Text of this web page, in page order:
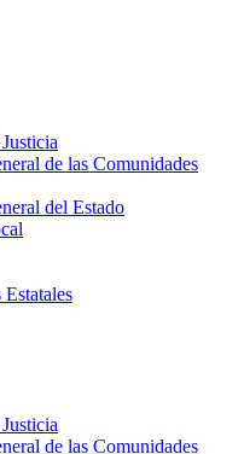
de las Comunidades
del Estado
de las Comunidades